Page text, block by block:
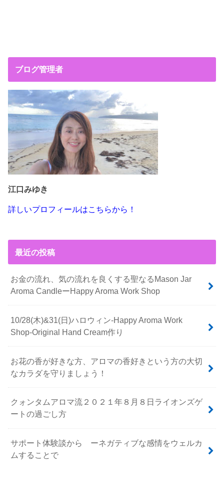
ブログ管理者
江口みゆき
詳しいプロフィールはこちらから！
最近の投稿
お金の流れ、気の流れを良くする聖なるMason Jar
Aroma CandleーHappy Aroma Work Shop
10/28(木)&31(日)ハロウィン-Happy Aroma Work
Shop-Original Hand Cream作り
お花の香が好きな方、アロマの香好きという方の大切
なカラダを守りましょう！
クォンタムアロマ流２０２１年８月８日ライオンズゲ
ートの過ごし方
サポート体験談から ーネガティブな感情をウェルカ
ムすることで